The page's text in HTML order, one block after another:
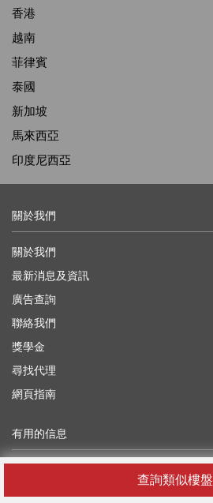
查詢類似樓盤
香港
越南
菲律賓
泰國
新加坡
馬來西亞
印度尼西亞
關於我們
關於我們
最新消息及資訊
廣告查詢
聯絡我們
獎學金
尋找代理
網頁指南
有用的信息
開發者API